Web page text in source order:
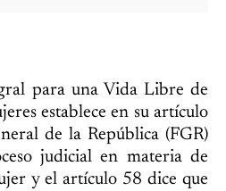
para una Vida Libre de
establece en su artículo
de la República (FGR)
judicial en materia de
y el artículo 58 dice que